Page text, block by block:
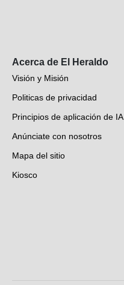
Acerca de El Heraldo
Visión y Misión
Politicas de privacidad
Principios de aplicación de IA
Anúnciate con nosotros
Mapa del sitio
Kiosco